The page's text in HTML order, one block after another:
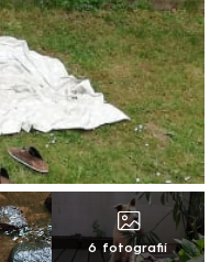
6 fotografií